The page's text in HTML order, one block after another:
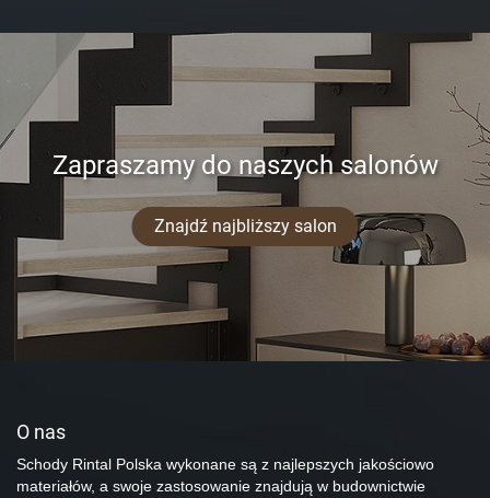
Zapraszamy do naszych salonów
Znajdź najbliższy salon
O nas
Schody Rintal Polska wykonane są z najlepszych jakościowo
materiałów, a swoje zastosowanie znajdują w budownictwie